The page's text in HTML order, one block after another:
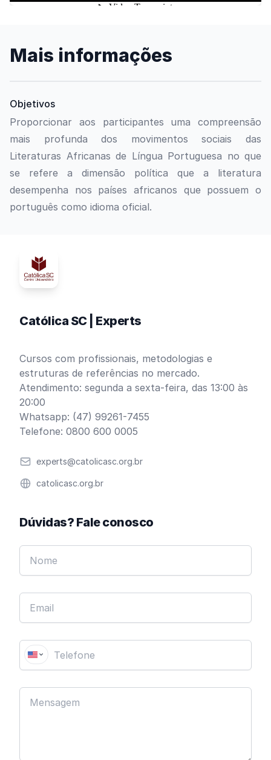
Mais informações
Objetivos
Proporcionar aos participantes uma compreensão
mais profunda dos movimentos sociais das
Literaturas Africanas de Língua Portuguesa no que
se refere a dimensão política que a literatura
desempenha nos países africanos que possuem o
português como idioma oficial.
Católica SC | Experts
Cursos com profissionais, metodologias e
estruturas de referências no mercado.
Atendimento: segunda a sexta-feira, das 13:00 às
20:00
Whatsapp: (47) 99261-7455
Telefone: 0800 600 0005
Emailexperts@catolicasc.org.br
Websitecatolicasc.org.br
Dúvidas? Fale conosco